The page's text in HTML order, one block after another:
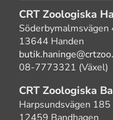
CRT Zoologiska
Söderbymalmsvägen
13644 Handen
08-7773321 (Växel)
CRT Zoologiska
Harpsundsvägen 185